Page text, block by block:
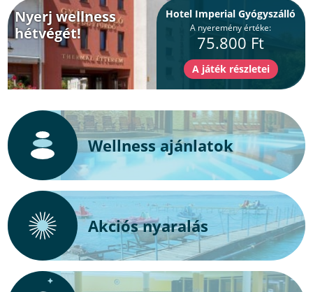
Nyerj wellness
hétvégét!
Hotel Imperial Gyógyszálló
A nyeremény értéke:
75.800 Ft
Wellness ajánlatok
Akciós nyaralás